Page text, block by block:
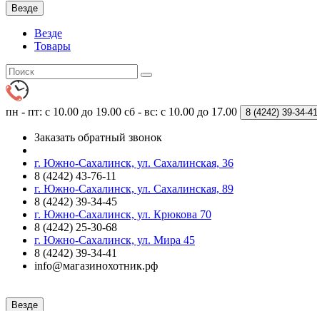
Везде
Везде
Товары
пн - пт: с 10.00 до 19.00 сб - вс: с 10.00 до 17.00 8 (4242) 39-34-41
Заказать обратный звонок
г. Южно-Сахалинск, ул. Сахалинская, 36
8 (4242) 43-76-11
г. Южно-Сахалинск, ул. Сахалинская, 89
8 (4242) 39-34-45
г. Южно-Сахалинск, ул. Крюкова 70
8 (4242) 25-30-68
г. Южно-Сахалинск, ул. Мира 45
8 (4242) 39-34-41
info@магазинохотник.рф
Везде